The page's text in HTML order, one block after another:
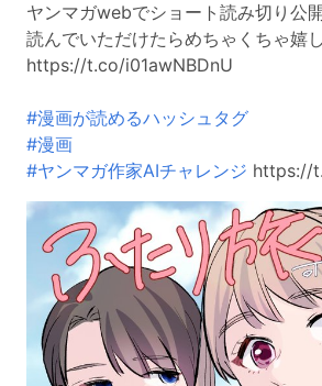
ヤンマガwebでショート読み切り公
読んでいただけたらめちゃくちゃ嬉
https://t.co/i01awNBDnU
#漫画が読めるハッシュタグ
#漫画
#ヤンマガ作家AIチャレンジ https://